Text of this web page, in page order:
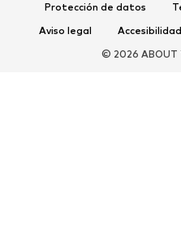
COMPLEMENTOS
Protección de datos
Aviso legal
Accesibilidad
© 2026 ABOUT